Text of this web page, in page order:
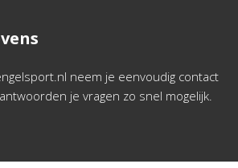
neem je eenvoudig contact
je vragen zo snel mogelijk.